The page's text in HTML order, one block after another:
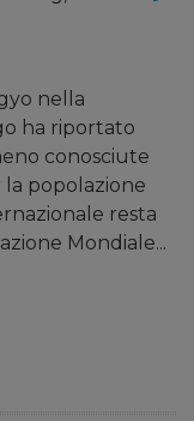
nella
ha riportato
conosciute
la popolazione
resta
Mondiale...